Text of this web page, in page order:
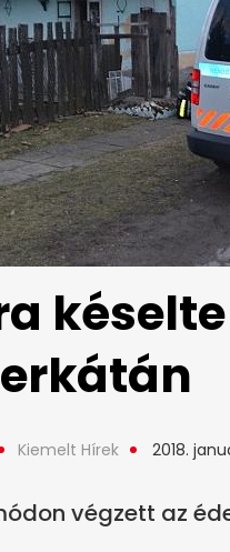
Kiemelt Hírek 2018.
végzett az